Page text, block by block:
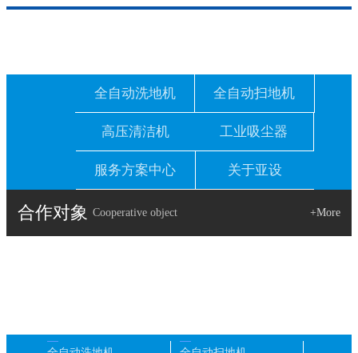
全自动洗地机 全自动扫地机
高压清洁机 工业吸尘器
服务方案中心 关于亚设
合作对象 Cooperative object +More